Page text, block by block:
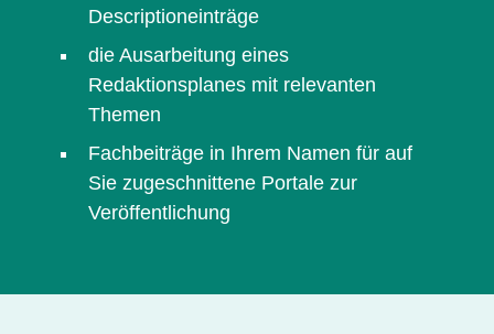
Descriptioneinträge
die Ausarbeitung eines
Redaktionsplanes mit relevanten
Themen
Fachbeiträge in Ihrem Namen für auf
Sie zugeschnittene Portale zur
Veröffentlichung